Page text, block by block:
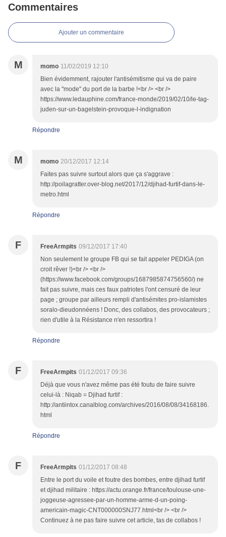
Commentaires
Ajouter un commentaire
M momo 11/02/2019 12:10
Bien évidemment, rajouter l'antisémitisme qui va de paire
avec la "mode" du port de la barbe !<br /> <br />
https://www.ledauphine.com/france-monde/2019/02/10/le-tag-
juden-sur-un-bagelstein-provoque-l-indignation
Répondre
M momo 20/12/2017 12:14
Faites pas suivre surtout alors que ça s'aggrave :
http://poilagratter.over-blog.net/2017/12/djihad-furtif-dans-le-
metro.html
Répondre
F FreeArmpits 09/12/2017 17:40
Non seulement le groupe FB qui se fait appeler PEDIGA (on
croit rêver !)<br /> <br />
(https://www.facebook.com/groups/1687985874756560/) ne
fait pas suivre, mais ces faux patriotes l'ont censuré de leur
page ; groupe par ailleurs rempli d'antisémites pro-islamistes
soralo-dieudonnéens ! Donc, des collabos, des provocateurs ;
rien d'utile à la Résistance n'en ressortira !
Répondre
F FreeArmpits 01/12/2017 09:36
Déjà que vous n'avez même pas été foutu de faire suivre
celui-là : Niqab = Djihad furtif :
http://antiintox.canalblog.com/archives/2016/08/08/34168186.
html
Répondre
F FreeArmpits 01/12/2017 08:48
Entre le port du voile et foutre des bombes, entre djihad furtif
et djihad militaire : https://actu.orange.fr/france/toulouse-une-
joggeuse-agressee-par-un-homme-arme-d-un-poing-
americain-magic-CNT000000SNJ77.html<br /> <br />
Continuez à ne pas faire suivre cet article, tas de collabos !